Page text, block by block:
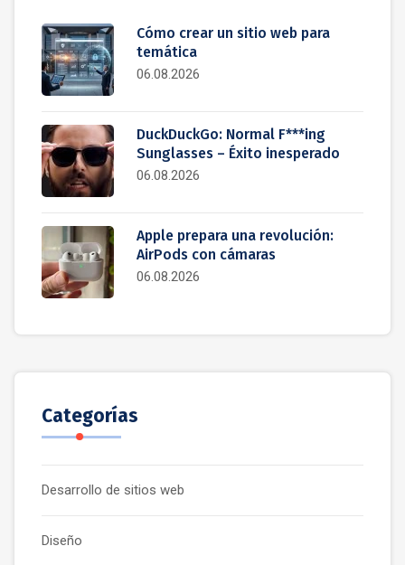
Cómo crear un sitio web para
temática
06.08.2026
DuckDuckGo: Normal F***ing
Sunglasses – Éxito inesperado
06.08.2026
Apple prepara una revolución:
AirPods con cámaras
06.08.2026
Categorías
Desarrollo de sitios web
Diseño